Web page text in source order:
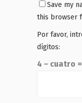
Save my
this browser
Por favor,
dígitos:
4 − cuatro =